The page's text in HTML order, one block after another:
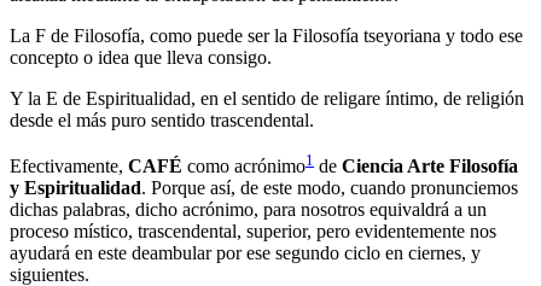
La F de Filosofía, como puede ser la Filosofía tseyoriana y todo ese
concepto o idea que lleva consigo.
Y la E de Espiritualidad, en el sentido de religare íntimo, de religión
desde el más puro sentido trascendental.
Efectivamente, CAFÉ como acrónimo1 de Ciencia Arte Filosofía
y Espiritualidad. Porque así, de este modo, cuando pronunciemos
dichas palabras, dicho acrónimo, para nosotros equivaldrá a un
proceso místico, trascendental, superior, pero evidentemente nos
ayudará en este deambular por ese segundo ciclo en ciernes, y
siguientes.